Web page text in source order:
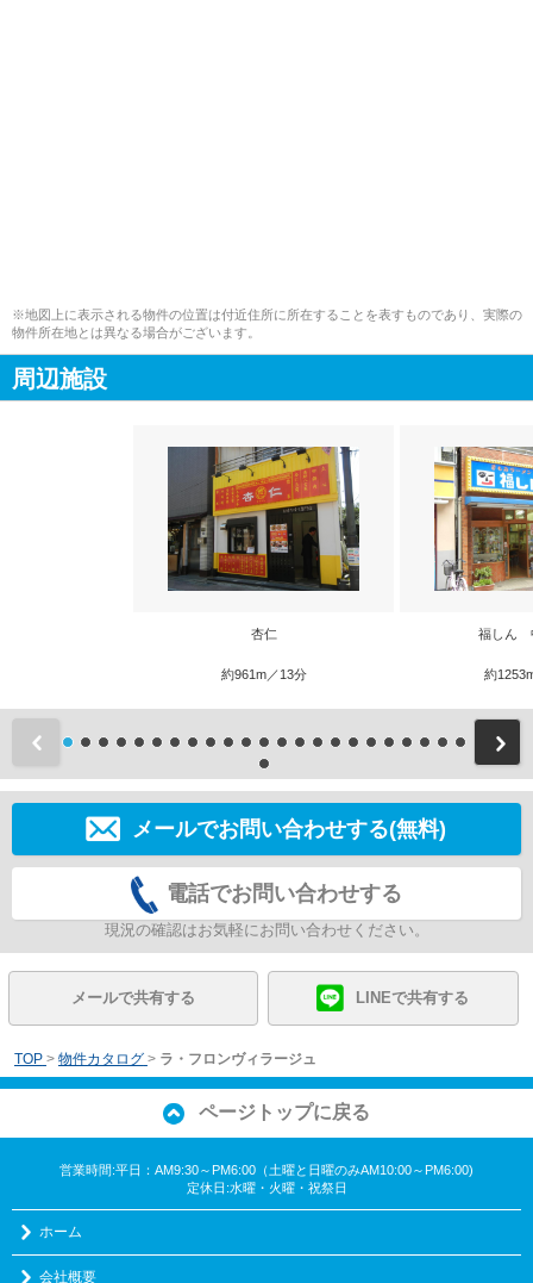
※地図上に表示される物件の位置は付近住所に所在することを表すものであり、実際の
物件所在地とは異なる場合がございます。
周辺施設
杏仁
約961m／13分
福しん
約
前
メールでお問い合わせする(無料)
電話でお問い合わせする
現況の確認はお気軽にお問い合わせください。
メールで共有する LINEで共有する
TOP > 物件カタログ > ラ・フロンヴィラージュ
ページトップに戻る
営業時間:平日：AM9:30～PM6:00（土曜と日曜のみAM10:00～PM6:00)
定休日:水曜・火曜・祝祭日
ホーム
会社概要